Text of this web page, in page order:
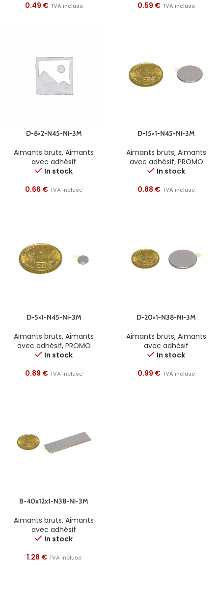
0.49 € TVA incluse
0.59 € TVA incluse
D-8×2-N45-Ni-3M
Aimants bruts, Aimants
avec adhésif
In stock
0.66 € TVA incluse
D-15×1-N45-Ni-3M
Aimants bruts, Aimants
avec adhésif, PROMO
In stock
0.88 € TVA incluse
D-5×1-N45-Ni-3M
Aimants bruts, Aimants
avec adhésif, PROMO
In stock
0.89 € TVA incluse
D-20×1-N38-Ni-3M
Aimants bruts, Aimants
avec adhésif
In stock
0.99 € TVA incluse
B-40x12x1-N38-Ni-3M
Aimants bruts, Aimants
avec adhésif
In stock
1.28 € TVA incluse